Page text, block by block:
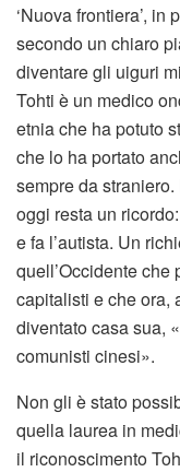
‘Nuova frontiera’,
secondo un chiaro
diventare gli uiguri
Tohti è un medico
etnia che ha potuto
che lo ha portato
sempre da
oggi resta un
e fa l’autista. Un
quell’Occidente
capitalisti e che ora,
diventato casa sua,
comunisti cinesi».
Non gli è stato
quella laurea in
il riconoscimento